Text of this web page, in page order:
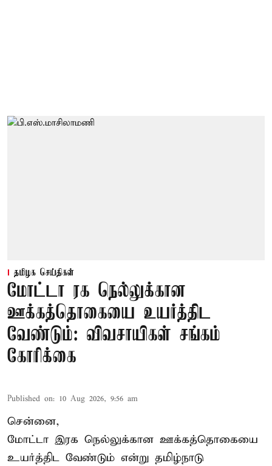
தமிழக செய்திகள்
மோட்டா ரக நெல்லுக்கான
ஊக்கத்தொகையை உயர்த்திட
வேண்டும்: விவசாயிகள் சங்கம்
கோரிக்கை
Published on: 10 Aug 2026, 9:56 am
சென்னை,
மோட்டா இரக நெல்லுக்கான ஊக்கத்தொகையை
உயர்த்திட வேண்டும் என்று தமிழ்நாடு